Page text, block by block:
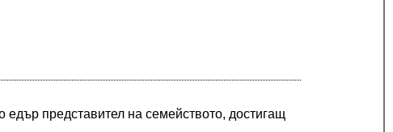
представител на семейството, достигащ